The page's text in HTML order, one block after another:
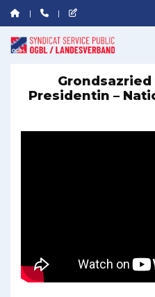
Grondsazried
Presidentin –